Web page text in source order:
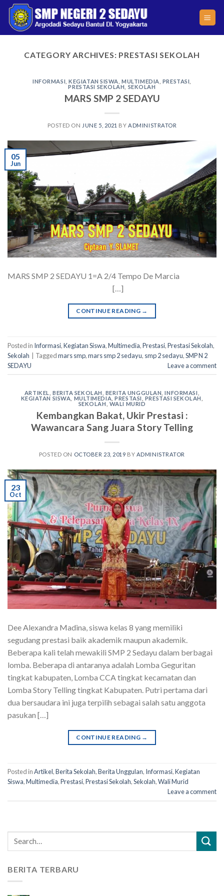
Skip
content
CATEGORY ARCHIVES: PRESTASI SEKOLAH
INFORMASI ,KEGIATAN SISWA ,MULTIMEDIA PRESTASI
PRESTASI SEKOLAH
SEKOLAH
MARS SMP 2 SEDAYU
POSTED ON JUNE 5, 2021 BY ADMINISTRATOR
05
Jun
MARS SMP 2 SEDAYU 1=A 2/4 Tempo De Marcia
[…]
CONTINUE READING →
Posted in Informasi,Kegiatan Siswa,Multimedia,Prestasi,Prestasi Sekolah,
Sekolah
Taggedmars smp,mars smp 2 sedayu, smp 2 sedayu,SMP N 2
SEDAYU
Leave a comment
ARTIKEL BERITA SEKOLAH BERITA UNGGULAN ,INFORMASI
KEGIATAN SISWA MULTIMEDIA ,PRESTASI PRESTASI SEKOLAH
SEKOLAH
WALI MURID
Kembangkan Bakat, Ukir Prestasi :
Wawancara Sang Juara Story Telling
POSTED ON OCTOBER 23, 2019 BY ADMINISTRATOR
23
Oct
Dee Alexandra Madina, siswa kelas 8 yang memiliki
segudang prestasi baik akademik maupun akademik.
Beberapa kali telah mewakili SMP 2 Sedayu dalam berbagai
lomba. Beberapa di antaranya adalah Lomba Geguritan
tingkat kabupaten, Lomba CCA tingkat kecamatan dan
Lomba Story Telling tingkat Kabupaten. Putri pertama dari
dua bersaudara ini juga terpilih sebagai salah satu anggota
pasukan […]
CONTINUE READING →
Posted inArtikel,Berita Sekolah,Berita Unggulan, Informasi,Kegiatan
Siswa,Multimedia,Prestasi,Prestasi Sekolah,Sekolah,Wali Murid
Leave a comment
BERITA TERBARU